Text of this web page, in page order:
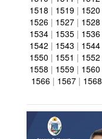
1518 | 1519 | 1520
1526 | 1527 | 1528
1534 | 1535 | 1536
1542 | 1543 | 1544
1550 | 1551 | 1552
1558 | 1559 | 1560
1566| 1567| 1568